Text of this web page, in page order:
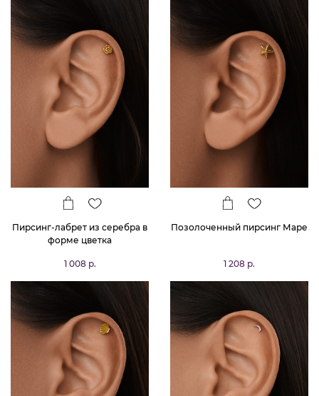
Пирсинг-лабрет из серебра в
форме цветка
1 008 р.
Позолоченный пирсинг Маре
1 208 р.